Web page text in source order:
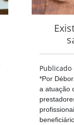
Publicado
*Por
a atuação